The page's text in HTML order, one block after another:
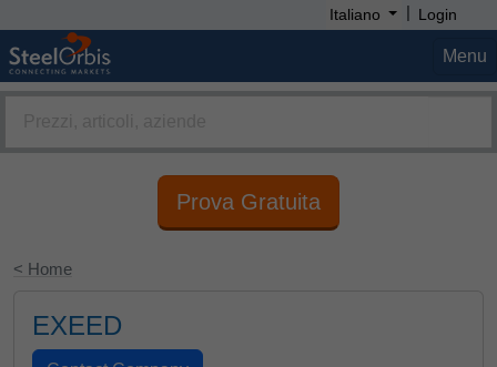
Italiano | Login
Menu
Prova Gratuita
< Home
EXEED